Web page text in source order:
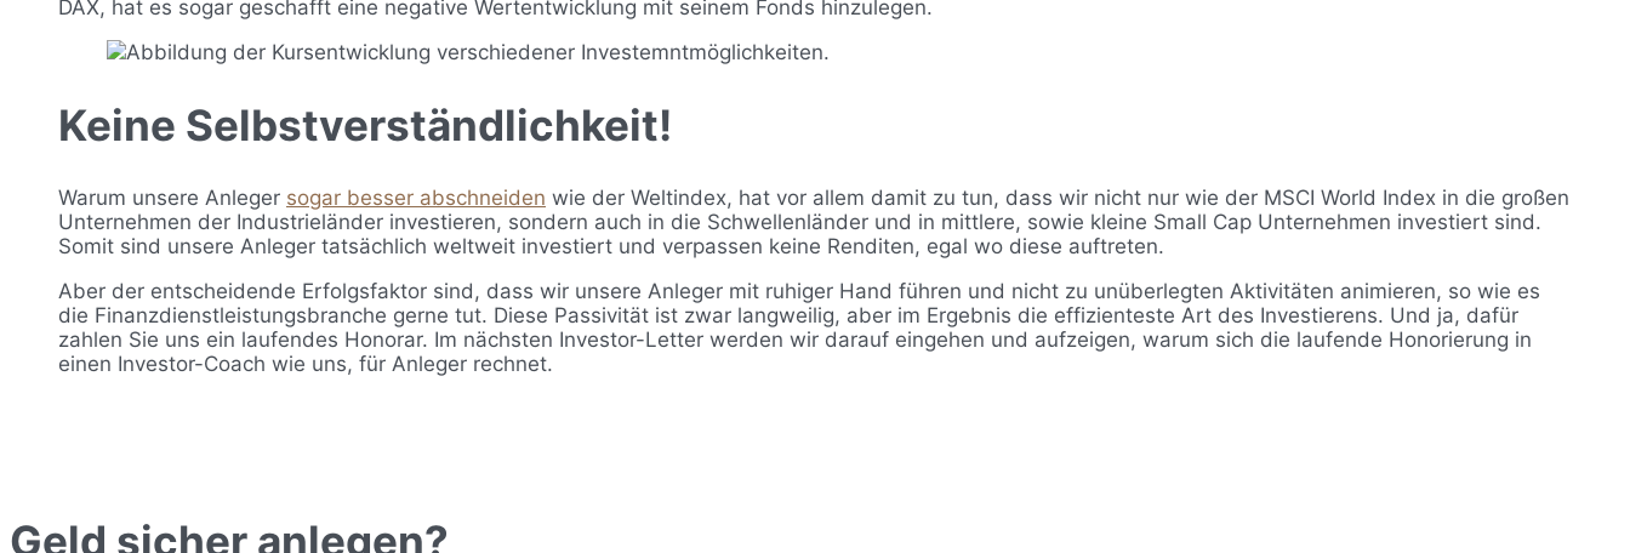
DAX, hat es sogar geschafft eine negative Wertentwicklung mit seinem Fonds hinzulegen.
Keine Selbstverständlichkeit!
Warum unsere Anleger sogar besser abschneiden wie der Weltindex, hat vor allem damit zu tun, dass wir nicht nur wie der MSCI World Index in die großen
Unternehmen der Industrieländer investieren, sondern auch in die Schwellenländer und in mittlere, sowie kleine Small Cap Unternehmen investiert sind.
Somit sind unsere Anleger tatsächlich weltweit investiert und verpassen keine Renditen, egal wo diese auftreten.
Aber der entscheidende Erfolgsfaktor sind, dass wir unsere Anleger mit ruhiger Hand führen und nicht zu unüberlegten Aktivitäten animieren, so wie es
die Finanzdienstleistungsbranche gerne tut. Diese Passivität ist zwar langweilig, aber im Ergebnis die effizienteste Art des Investierens. Und ja, dafür
zahlen Sie uns ein laufendes Honorar. Im nächsten Investor-Letter werden wir darauf eingehen und aufzeigen, warum sich die laufende Honorierung in
einen Investor-Coach wie uns, für Anleger rechnet.
Geld sicher anlegen?